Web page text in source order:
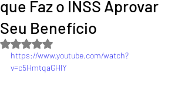
que Faz o INSS Aprovar
Seu Benefício
Avaliado com NaN de 5 estrelas.
https://www.youtube.com/watch?
v=c5HmtqaGHlY